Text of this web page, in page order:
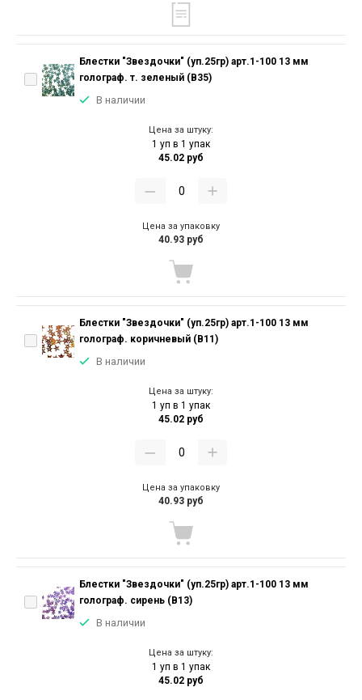
Блестки "Звездочки" (уп.25гр) арт.1-100 13 мм
голограф. т. зеленый (В35)
В наличии
Цена за штуку:
1 уп в 1 упак
45.02 руб
Цена за упаковку
40.93 руб
Блестки "Звездочки" (уп.25гр) арт.1-100 13 мм
голограф. коричневый (В11)
В наличии
Цена за штуку:
1 уп в 1 упак
45.02 руб
Цена за упаковку
40.93 руб
Блестки "Звездочки" (уп.25гр) арт.1-100 13 мм
голограф. сирень (В13)
В наличии
Цена за штуку:
1 уп в 1 упак
45.02 руб